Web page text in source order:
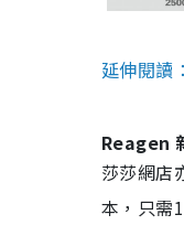
延伸閱讀
Reagen
莎莎網店
本，只需